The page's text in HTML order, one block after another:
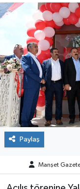
Paylaş
Manşet